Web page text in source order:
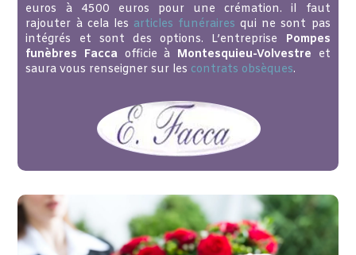
euros à 4500 euros pour une crémation. il faut
rajouter à cela les articles funéraires qui ne sont pas
intégrés et sont des options. L’entreprise Pompes
funèbres Facca officie à Montesquieu-Volvestre et
saura vous renseigner sur les contrats obsèques.